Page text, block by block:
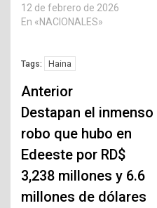
12 de febrero de 2026
En «NACIONALES»
Tags: Haina
Navegación
de
entradas
Anterior
Destapan el inmenso
robo que hubo en
Edeeste por RD$
3,238 millones y 6.6
millones de dólares